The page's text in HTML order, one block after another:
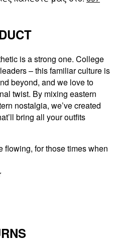
is a strong one. College
– this familiar culture is
beyond, and we love to
twist. By mixing eastern
nostalgia, we’ve created
bring all your outfits
flowing, for those times when